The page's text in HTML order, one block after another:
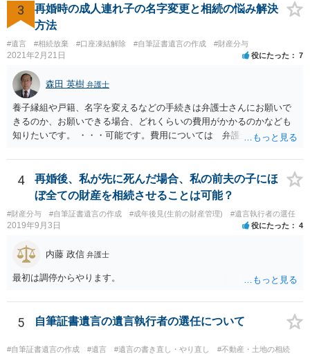
方に対して， ・相続に関する主張は法的根拠がなく，一切応じないこ
と ・今後一切の連絡をしてこないでほしいこと ・連絡を継続してくる
ようであれば警察への通報や法的措置も辞さないこと などを記載した
書面を発送してもらうことがよろしいように思います。
3
再婚時の成人連れ子の名字変更と相続の悩み解決
方法
#遺言 #相続放棄 #口座凍結解除 #自筆証書遺言の作成 #財産分与
2021年2月21日 役にたった 7
森田 英樹 弁護士
養子縁組や戸籍、名字を変えるなどの手続きは弁護士さんにお願いで
きるのか、お願いできる場合、どれくらいの費用がかかるのかなども
知りたいです。 ・・・可能です。費用については 弁護士と直接面談
ています。 やはり、成人した子のことまでごちゃごちゃ考えず、自分
の事だけ考えるべきなのでしょうか ・・・お子さんの事をまで含め良
い解決案があればお悩みになるのは当然と言えば当然のことです。 彼
と親子関係を結びたいと思っているが、名字は変えたくない・・・養
子縁組の必要があり 氏も変更することになります。 しかし 彼は成人
しているとは言え、自分の子と私の連れ子、全て平等にしたいと希
望。もちろん私もそうできればと思います。 ・・・婚姻前の契約 あ
るいは 遺言書などで その意思を実現する方法はあります。 弁護
士に相談してみてください。
4
再婚後、私が先に死んだ場合、私の前夫の子にほ
ぼ全ての財産を相続させることは可能？
#財産分与 #自筆証書遺言の作成 #成年後見(生前の財産管理) #遺言執行者の選任
2019年9月3日 役にたった 4
内藤 政信 弁護士
最初は調停からやります。
5 自筆証書遺言の遺言執行者の選任について
#自筆証書遺言の作成 #遺言 #遺言の書き直し・やり直し
#不動産・土地の相続